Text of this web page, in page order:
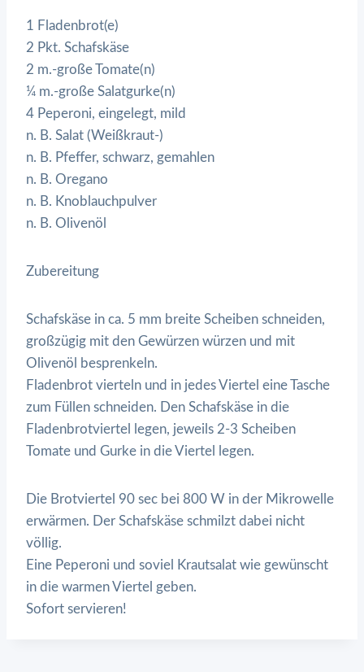
1 Fladenbrot(e)
2 Pkt. Schafskäse
2 m.-große Tomate(n)
¼ m.-große Salatgurke(n)
4 Peperoni, eingelegt, mild
n. B. Salat (Weißkraut-)
n. B. Pfeffer, schwarz, gemahlen
n. B. Oregano
n. B. Knoblauchpulver
n. B. Olivenöl
Zubereitung
Schafskäse in ca. 5 mm breite Scheiben schneiden,
großzügig mit den Gewürzen würzen und mit
Olivenöl besprenkeln.
Fladenbrot vierteln und in jedes Viertel eine Tasche
zum Füllen schneiden. Den Schafskäse in die
Fladenbrotviertel legen, jeweils 2-3 Scheiben
Tomate und Gurke in die Viertel legen.
Die Brotviertel 90 sec bei 800 W in der Mikrowelle
erwärmen. Der Schafskäse schmilzt dabei nicht
völlig.
Eine Peperoni und soviel Krautsalat wie gewünscht
in die warmen Viertel geben.
Sofort servieren!